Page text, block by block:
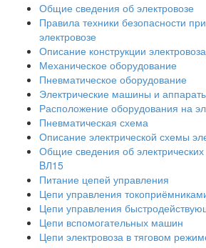
Общие сведения об электровозе
Правила техники безопасности
электровозе
Описание конструкции электровоза
Механическое оборудование
Пневматическое оборудование
Электрические машины и
Расположение оборудования на
Пневматическая схема
Описание электрической схемы
Общие сведения об электрических
BЛ15
Питание цепей управления
Цепи управления
Цепи управления
Цепи вспомогательных машин
Цепи электровоза в тяговом